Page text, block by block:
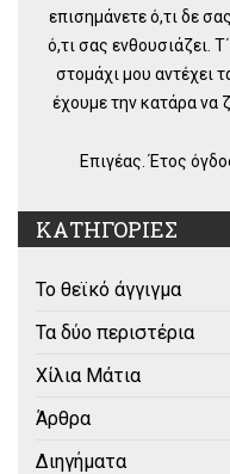
επισημάνετε ό,τι δε
ό,τι σας ενθουσιάζει.
στομάχι μου αντέχει
έχουμε την κατάρα να
Επιγέας. Έτος
ΚΑΤΗΓΟΡΙΕΣ
Το θεϊκό άγγιγμα
Τα δύο περιστέρια
Χίλια Μάτια
Άρθρα
Διηγήματα